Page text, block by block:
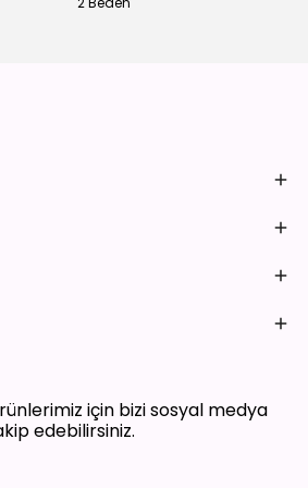
için bizi sosyal medya
edebilirsiniz.